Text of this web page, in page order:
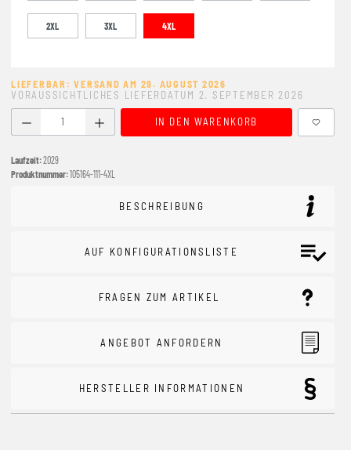
2XL 3XL 4XL
LIEFERBAR: VERSAND AM 29. AUGUST 2026
VORAUSSICHTLICHES LIEFERDATUM 2. SEPTEMBER 2026
Produkt Anzahl: Gib den gewünschten Wert ein oder
IN DEN WARENKORB
Laufzeit:2029
Produktnummer:105164-111-4XL
BESCHREIBUNG
AUF KONFIGURATIONSLISTE
FRAGEN ZUM ARTIKEL
ANGEBOT ANFORDERN
HERSTELLER INFORMATIONEN